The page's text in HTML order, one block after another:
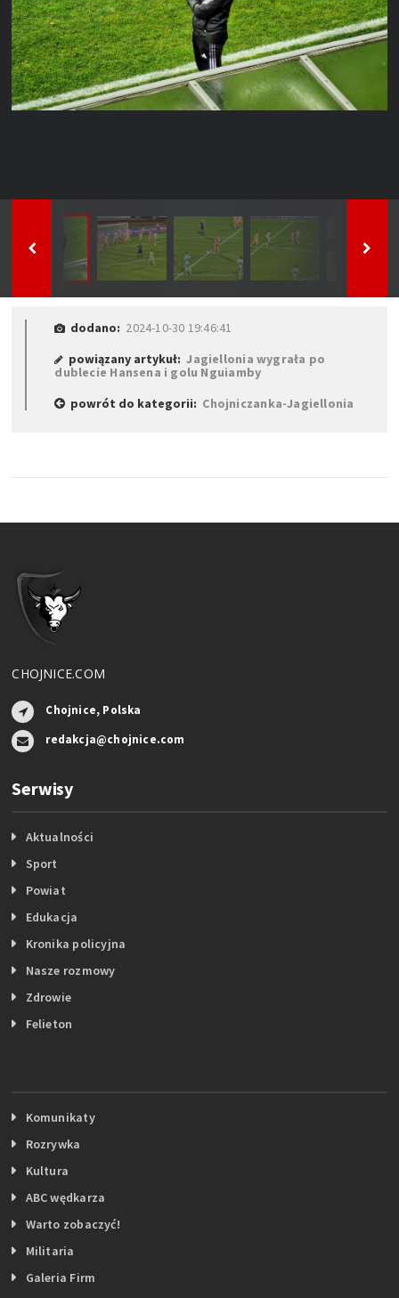
dodano: 2024-10-30 19:46:41
powiązany artykuł:Jagiellonia wygrała po
dublecie Hansena i golu Nguiamby
powrót do kategorii: Chojniczanka-Jagiellonia
CHOJNICE.COM
Chojnice, Polska
redakcja@chojnice.com
Serwisy
Aktualności
Sport
Powiat
Edukacja
Kronika policyjna
Nasze rozmowy
Zdrowie
Felieton
Komunikaty
Rozrywka
Kultura
ABC wędkarza
Warto zobaczyć!
Militaria
Galeria Firm